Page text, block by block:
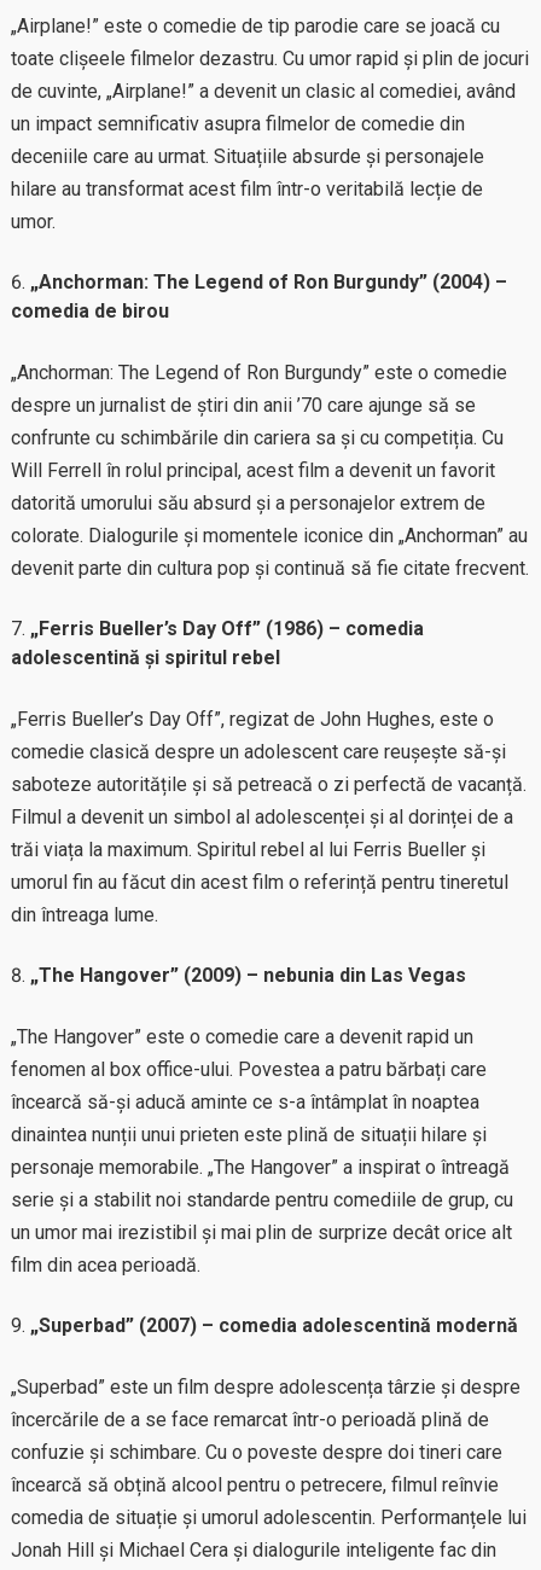
„Airplane!” este o comedie de tip parodie care se joacă cu
toate clișeele filmelor dezastru. Cu umor rapid și plin de jocuri
de cuvinte, „Airplane!” a devenit un clasic al comediei, având
un impact semnificativ asupra filmelor de comedie din
deceniile care au urmat. Situațiile absurde și personajele
hilare au transformat acest film într-o veritabilă lecție de
umor.
„Anchorman: The Legend of Ron Burgundy” (2004) –
comedia de birou
„Anchorman: The Legend of Ron Burgundy” este o comedie
despre un jurnalist de știri din anii ’70 care ajunge să se
confrunte cu schimbările din cariera sa și cu competiția. Cu
Will Ferrell în rolul principal, acest film a devenit un favorit
datorită umorului său absurd și a personajelor extrem de
colorate. Dialogurile și momentele iconice din „Anchorman” au
devenit parte din cultura pop și continuă să fie citate frecvent.
„Ferris Bueller’s Day Off” (1986) – comedia
adolescentină și spiritul rebel
„Ferris Bueller’s Day Off”, regizat de John Hughes, este o
comedie clasică despre un adolescent care reușește să-și
saboteze autoritățile și să petreacă o zi perfectă de vacanță.
Filmul a devenit un simbol al adolescenței și al dorinței de a
trăi viața la maximum. Spiritul rebel al lui Ferris Bueller și
umorul fin au făcut din acest film o referință pentru tineretul
din întreaga lume.
„The Hangover” (2009) – nebunia din Las Vegas
„The Hangover” este o comedie care a devenit rapid un
fenomen al box office-ului. Povestea a patru bărbați care
încearcă să-și aducă aminte ce s-a întâmplat în noaptea
dinaintea nunții unui prieten este plină de situații hilare și
personaje memorabile. „The Hangover” a inspirat o întreagă
serie și a stabilit noi standarde pentru comediile de grup, cu
un umor mai irezistibil și mai plin de surprize decât orice alt
film din acea perioadă.
„Superbad” (2007) – comedia adolescentină modernă
„Superbad” este un film despre adolescența târzie și despre
încercările de a se face remarcat într-o perioadă plină de
confuzie și schimbare. Cu o poveste despre doi tineri care
încearcă să obțină alcool pentru o petrecere, filmul reînvie
comedia de situație și umorul adolescentin. Performanțele lui
Jonah Hill și Michael Cera și dialogurile inteligente fac din